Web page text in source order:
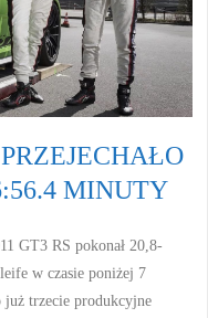
MINUTY
GT3 RS pokonał 20,8-
w czasie poniżej 7
trzecie produkcyjne